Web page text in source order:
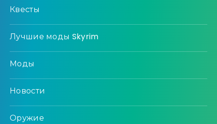
Квесты
Лучшие моды Skyrim
Моды
Новости
Оружие